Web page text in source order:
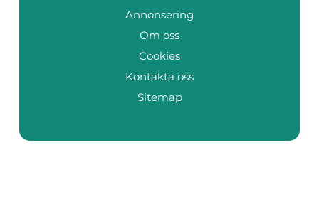
Annonsering
Om oss
Cookies
Kontakta oss
Sitemap